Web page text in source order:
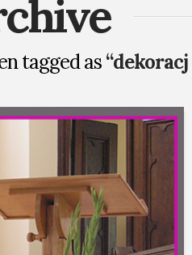
tagged as“dekoracj